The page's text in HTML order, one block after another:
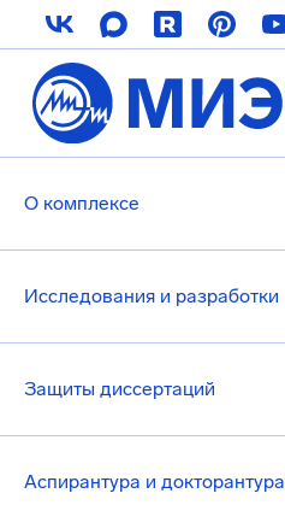
О комплексе
Исследования и разработки
Защиты диссертаций
Аспирантура и докторантура